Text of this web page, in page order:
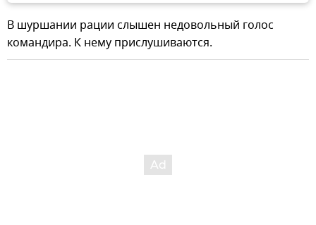
В шуршании рации слышен недовольный голос
командира. К нему прислушиваются.